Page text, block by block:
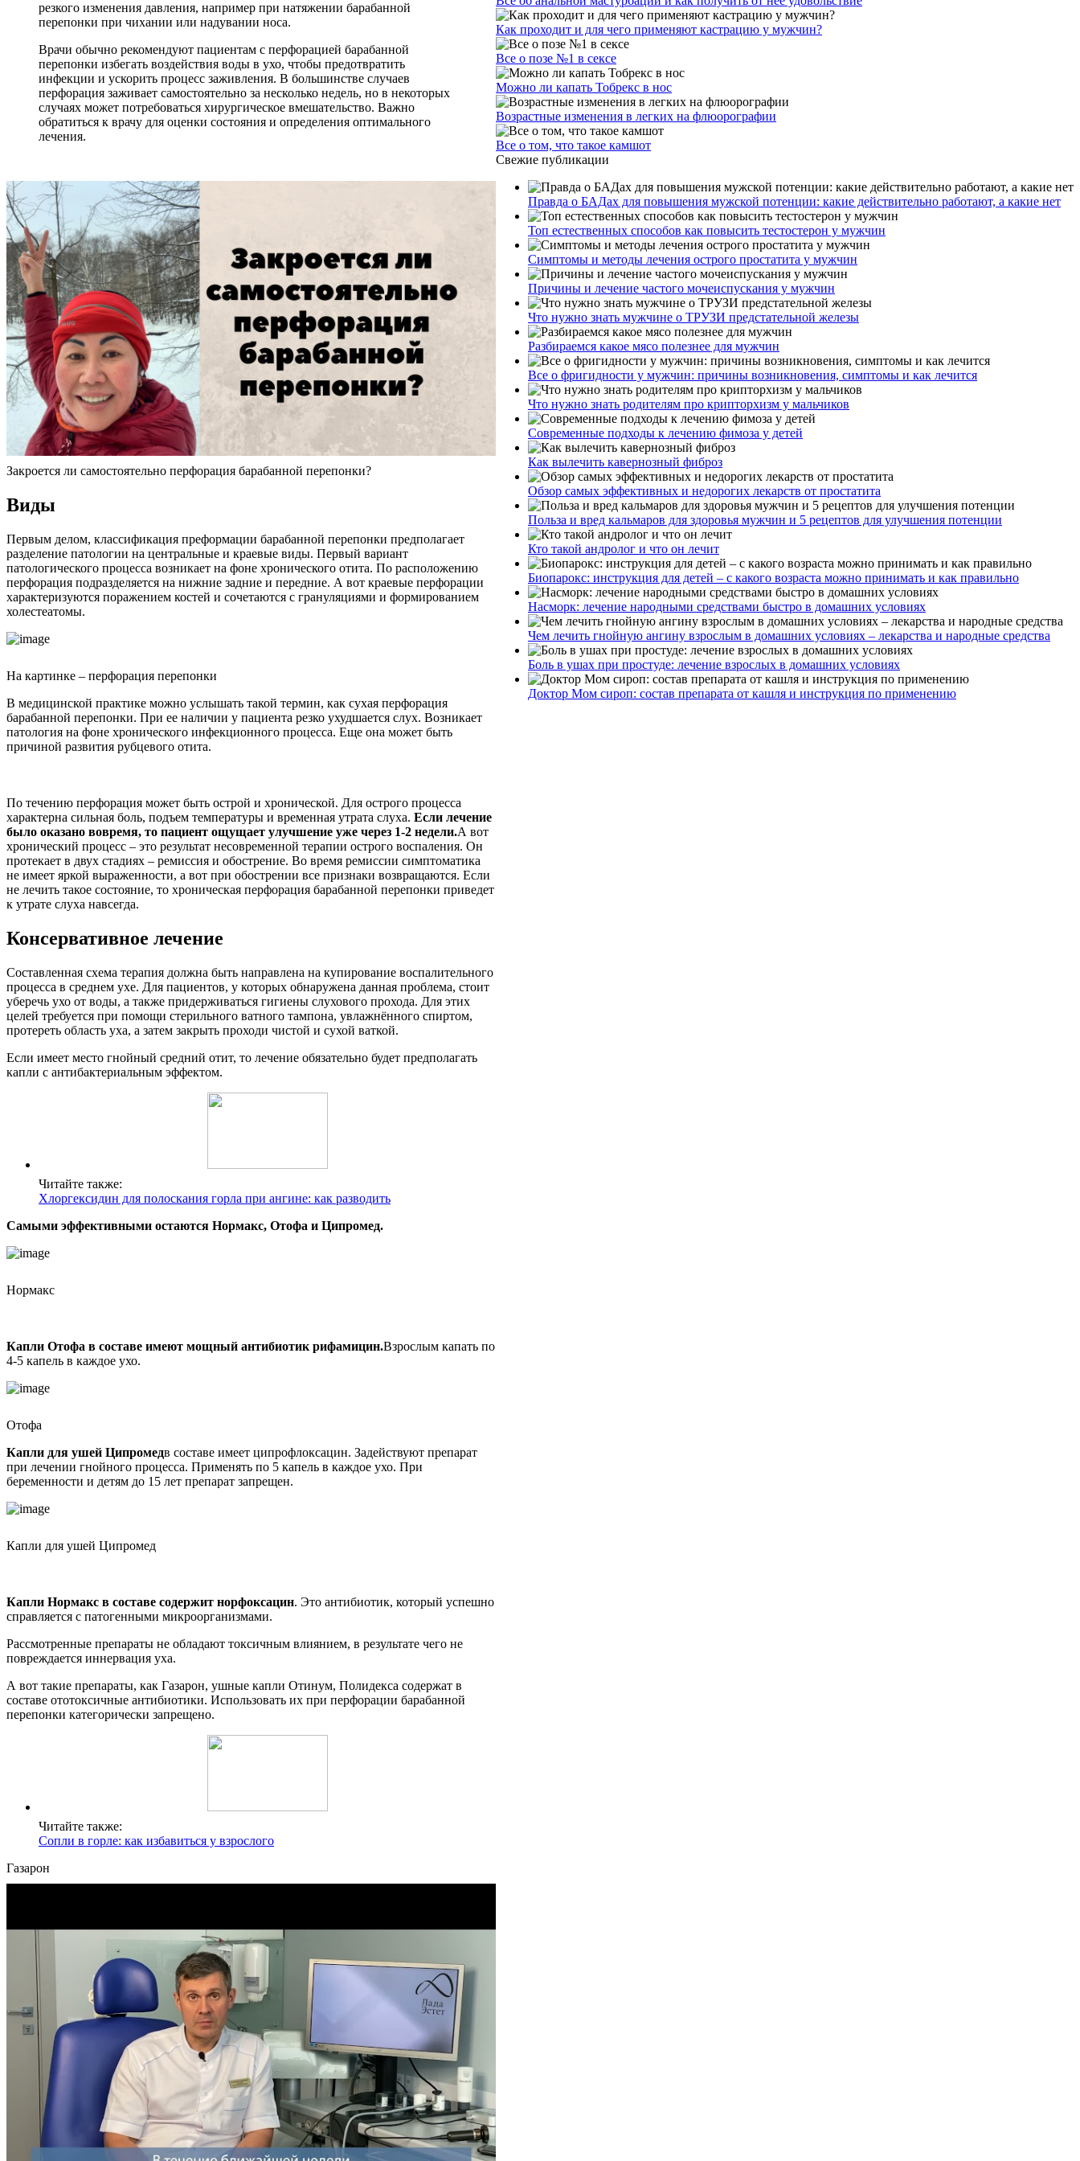
резкого изменения давления, например при натяжении барабанной
перепонки при чихании или надувании носа.
Врачи обычно рекомендуют пациентам с перфорацией барабанной
перепонки избегать воздействия воды в ухо, чтобы предотвратить
инфекции и ускорить процесс заживления. В большинстве случаев
перфорация заживает самостоятельно за несколько недель, но в некоторых
случаях может потребоваться хирургическое вмешательство. Важно
обратиться к врачу для оценки состояния и определения оптимального
лечения.
Закроется ли самостоятельно перфорация барабанной перепонки?
Виды
Первым делом, классификация преформации барабанной перепонки предполагает
разделение патологии на центральные и краевые виды. Первый вариант
патологического процесса возникает на фоне хронического отита. По расположению
перфорация подразделяется на нижние задние и передние. А вот краевые перфорации
характеризуются поражением костей и сочетаются с грануляциями и формированием
холестеатомы.
На картинке – перфорация перепонки
В медицинской практике можно услышать такой термин, как сухая перфорация
барабанной перепонки. При ее наличии у пациента резко ухудшается слух. Возникает
патология на фоне хронического инфекционного процесса. Еще она может быть
причиной развития рубцевого отита.
По течению перфорация может быть острой и хронической. Для острого процесса
характерна сильная боль, подъем температуры и временная утрата слуха. Если лечение
было оказано вовремя, то пациент ощущает улучшение уже через 1-2 недели.А вот
хронический процесс – это результат несовременной терапии острого воспаления. Он
протекает в двух стадиях – ремиссия и обострение. Во время ремиссии симптоматика
не имеет яркой выраженности, а вот при обострении все признаки возвращаются. Если
не лечить такое состояние, то хроническая перфорация барабанной перепонки приведет
к утрате слуха навсегда.
Консервативное лечение
Составленная схема терапия должна быть направлена на купирование воспалительного
процесса в среднем ухе. Для пациентов, у которых обнаружена данная проблема, стоит
уберечь ухо от воды, а также придерживаться гигиены слухового прохода. Для этих
целей требуется при помощи стерильного ватного тампона, увлажнённого спиртом,
протереть область уха, а затем закрыть проходи чистой и сухой ваткой.
Если имеет место гнойный средний отит, то лечение обязательно будет предполагать
капли с антибактериальным эффектом.
Читайте также:
Хлоргексидин для полоскания горла при ангине: как разводить
Самыми эффективными остаются Нормакс, Отофа и Ципромед.
Нормакс
Капли Отофа в составе имеют мощный антибиотик рифамицин.Взрослым капать по
4-5 капель в каждое ухо.
Отофа
Капли для ушей Ципромедв составе имеет ципрофлоксацин. Задействуют препарат
при лечении гнойного процесса. Применять по 5 капель в каждое ухо. При
беременности и детям до 15 лет препарат запрещен.
Капли для ушей Ципромед
Капли Нормакс в составе содержит норфоксацин. Это антибиотик, который успешно
справляется с патогенными микроорганизмами.
Рассмотренные препараты не обладают токсичным влиянием, в результате чего не
повреждается иннервация уха.
А вот такие препараты, как Газарон, ушные капли Отинум, Полидекса содержат в
составе ототоксичные антибиотики. Использовать их при перфорации барабанной
перепонки категорически запрещено.
Читайте также:
Сопли в горле: как избавиться у взрослого
Газарон
Как проходит и для чего применяют кастрацию у мужчин?
Все о позе №1 в сексе
Можно ли капать Тобрекс в нос
Возрастные изменения в легких на флюорографии
Все о том, что такое камшот
Свежие публикации
Правда о БАДах для повышения мужской потенции: какие действительно работают, а какие нет
Топ естественных способов как повысить тестостерон у мужчин
Симптомы и методы лечения острого простатита у мужчин
Причины и лечение частого мочеиспускания у мужчин
Что нужно знать мужчине о ТРУЗИ предстательной железы
Разбираемся какое мясо полезнее для мужчин
Все о фригидности у мужчин: причины возникновения, симптомы и как лечится
Что нужно знать родителям про крипторхизм у мальчиков
Современные подходы к лечению фимоза у детей
Как вылечить кавернозный фиброз
Обзор самых эффективных и недорогих лекарств от простатита
Польза и вред кальмаров для здоровья мужчин и 5 рецептов для улучшения потенции
Кто такой андролог и что он лечит
Биопарокс: инструкция для детей – с какого возраста можно принимать и как правильно
Насморк: лечение народными средствами быстро в домашних условиях
Чем лечить гнойную ангину взрослым в домашних условиях – лекарства и народные средства
Боль в ушах при простуде: лечение взрослых в домашних условиях
Доктор Мом сироп: состав препарата от кашля и инструкция по применению